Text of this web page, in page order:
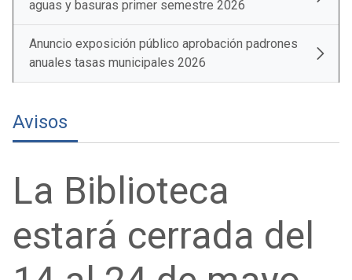
estará cerrada del
14 al 24 de mayo
AGENDA
Actividad pública e institucional del Alcalde
y equipo de gobierno